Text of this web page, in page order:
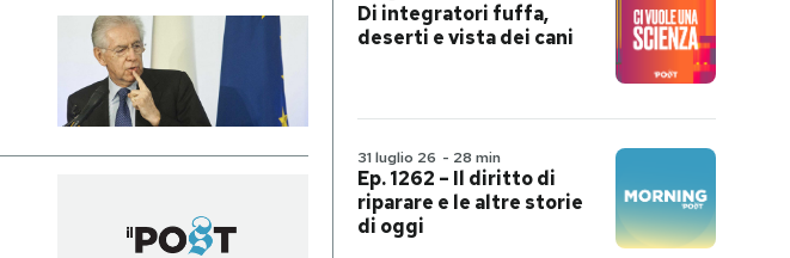
Di integratori fuffa,
deserti e vista dei cani
31 luglio 26 - 28 min
Ep. 1262 – Il diritto di
riparare e le altre storie
di oggi